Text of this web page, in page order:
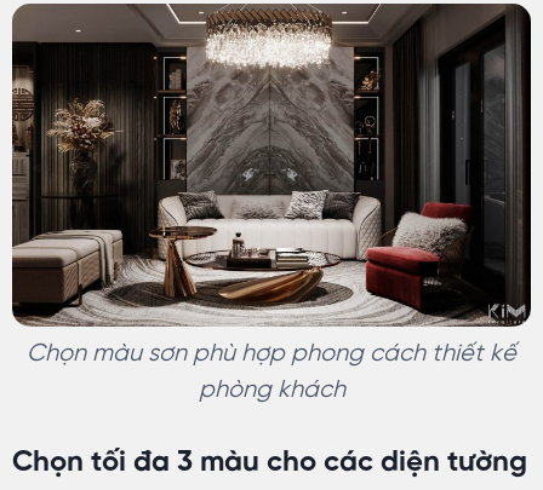
Chọn màu sơn phù hợp phong cách thiết kế
phòng khách
Chọn tối đa 3 màu cho các diện tường